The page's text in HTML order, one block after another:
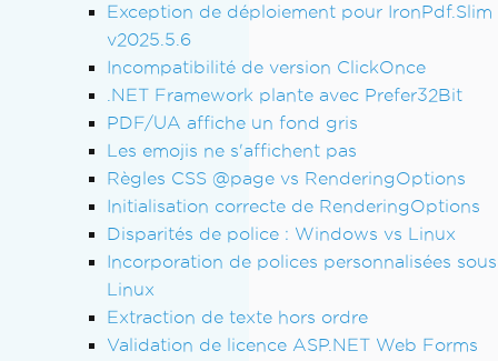
Exception de déploiement pour IronPdf.Slim
v2025.5.6
Incompatibilité de version ClickOnce
.NET Framework plante avec Prefer32Bit
PDF/UA affiche un fond gris
Les emojis ne s'affichent pas
Règles CSS @page vs RenderingOptions
Initialisation correcte de RenderingOptions
Disparités de police : Windows vs Linux
Incorporation de polices personnalisées sous
Linux
Extraction de texte hors ordre
Validation de licence ASP.NET Web Forms